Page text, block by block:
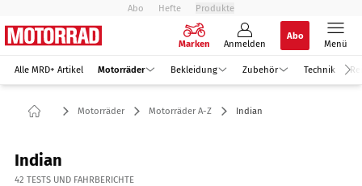
Abo Hefte Produkte
Marken Anmelden
Abo
Menü
Alle MRD+ Artikel Motorräder Bekleidung Zubehör Technik
Motorräder Motorräder A-Z Indian
Indian
42 TESTS UND FAHRBERICHTE